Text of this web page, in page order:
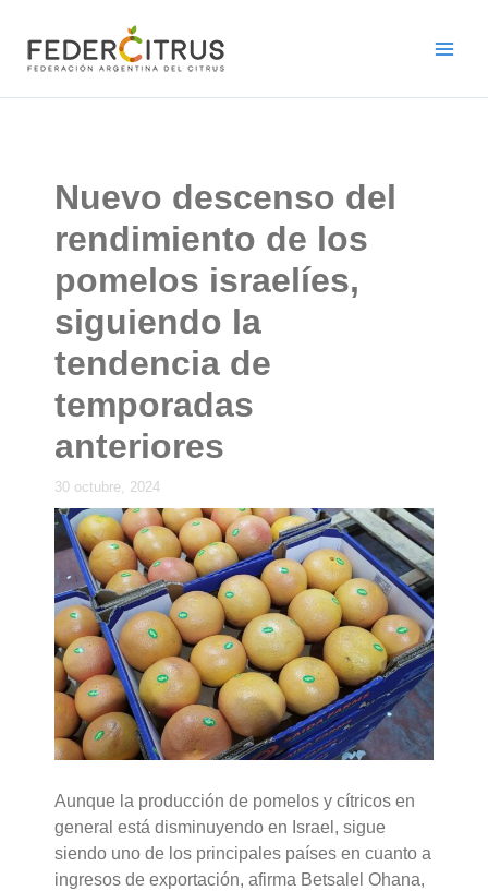
contenido
Nuevo descenso del
rendimiento de los
pomelos israelíes,
siguiendo la
tendencia de
temporadas
anteriores
30 octubre, 2024
Aunque la producción de pomelos y cítricos en
general está disminuyendo en Israel, sigue
siendo uno de los principales países en cuanto a
ingresos de exportación, afirma Betsalel Ohana,